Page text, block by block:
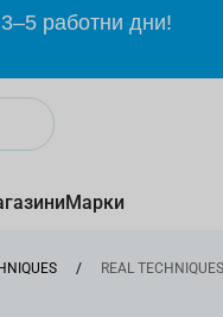
работни дни!
Марки
/ REAL